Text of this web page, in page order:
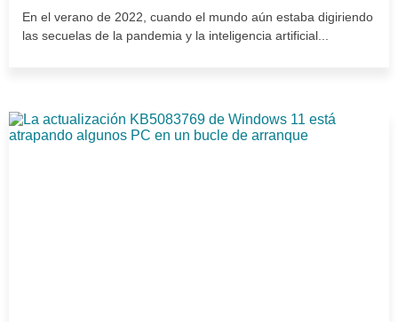
En el verano de 2022, cuando el mundo aún estaba digiriendo
las secuelas de la pandemia y la inteligencia artificial...